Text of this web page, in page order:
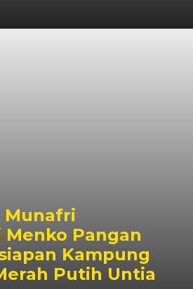
Munafri
Pangan
Kampung
Putih Untia